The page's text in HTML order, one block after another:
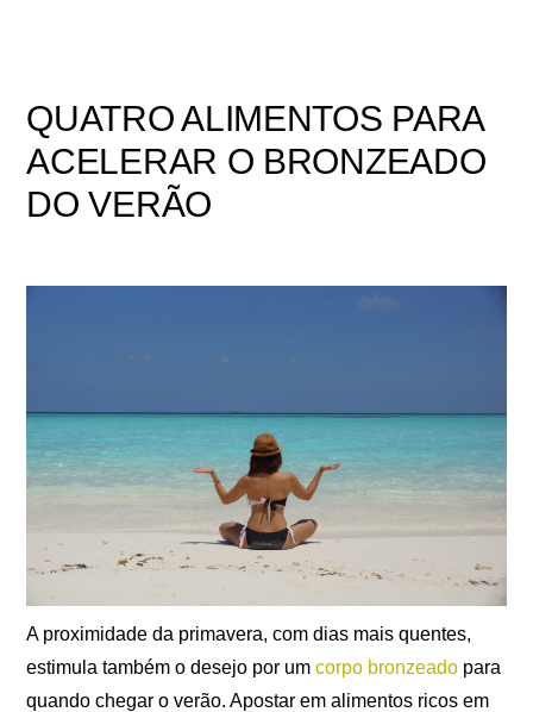
QUATRO ALIMENTOS PARA
ACELERAR O BRONZEADO
DO VERÃO
A proximidade da primavera, com dias mais quentes,
estimula também o desejo por umcorpo bronzeado para
quando chegar o verão. Apostar em alimentos ricos em